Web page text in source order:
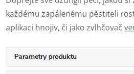
každému zapálenému pěstiteli
aplikaci hnojiv, či jako zvlhčovač
Parametry produktu